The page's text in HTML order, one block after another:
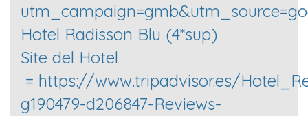
Hotel Radisson Blu (4*sup)
Site del Hotel
= https://www.tripadvisor.es/
g190479-d206847-Reviews-